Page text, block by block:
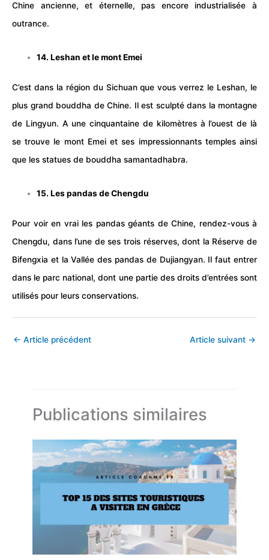
Chine ancienne, et éternelle, pas encore industrialisée à
outrance.
14. Leshan et le mont Emei
C’est dans la région du Sichuan que vous verrez le Leshan, le
plus grand bouddha de Chine. Il est sculpté dans la montagne
de Lingyun. A une cinquantaine de kilomètres à l’ouest de là
se trouve le mont Emei et ses impressionnants temples ainsi
que les statues de bouddha samantadhabra.
15. Les pandas de Chengdu
Pour voir en vrai les pandas géants de Chine, rendez-vous à
Chengdu, dans l’une de ses trois réserves, dont la Réserve de
Bifengxia et la Vallée des pandas de Dujiangyan. Il faut entrer
dans le parc national, dont une partie des droits d’entrées sont
utilisés pour leurs conservations.
← Article précédent Article suivant →
Publications similaires